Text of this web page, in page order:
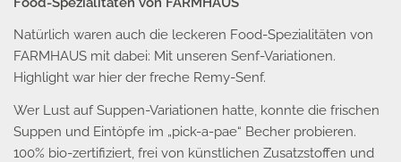
Natürlich waren auch die leckeren Food-Spezialitäten von
FARMHAUS mit dabei: Mit unseren Senf-Variationen.
Highlight war hier der freche Remy-Senf.
Wer Lust auf Suppen-Variationen hatte, konnte die frischen
Suppen und Eintöpfe im „pick-a-pae“ Becher probieren.
100% bio-zertifiziert, frei von künstlichen Zusatzstoffen und